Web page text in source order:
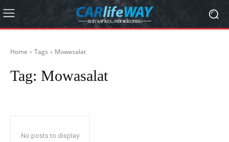
Home Tags Mowasalat
Tag: Mowasalat
No posts to display